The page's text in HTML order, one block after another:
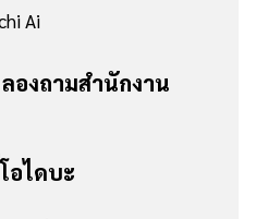
Ai
องถามสำนักงาน
อไดบะ